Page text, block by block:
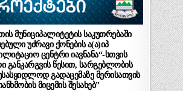
მუნიციპალიტეტის საკუთრებაში
უძრავი ქონების ა(ა)იპ
ცენტრი იავნანა“-სთვის
განკარგვის წესით, სარგებლობის
გადაცემაზე მერისათვის
მიცემის შესახებ”